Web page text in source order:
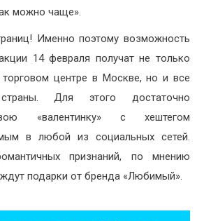
можно чаще».
Именно поэтому возможность
14 февраля получат не только
торговом центре в Москве, но и все
Для этого достаточно
«валентинку» с хештегом
в любой из социальных сетей.
признаний, по мнению
подарки от бренда «Любимый».